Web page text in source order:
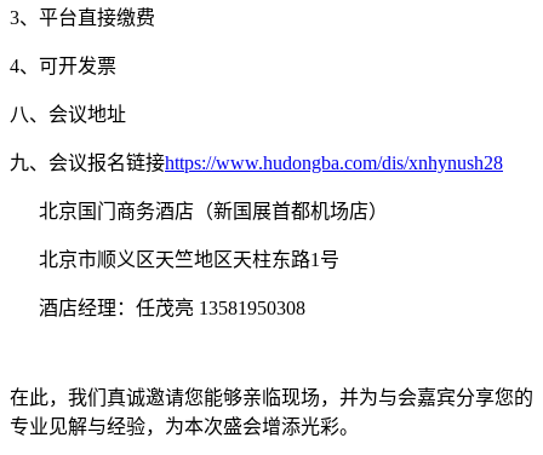
3、平台直接缴费
4、可开发票
八、会议地址
九、会议报名链接https://www.hudongba.com/dis/xnhynush28
北京国门商务酒店（新国展首都机场店）
北京市顺义区天竺地区天柱东路1号
酒店经理：任茂亮 13581950308
在此，我们真诚邀请您能够亲临现场，并为与会嘉宾分享您的
专业见解与经验，为本次盛会增添光彩。